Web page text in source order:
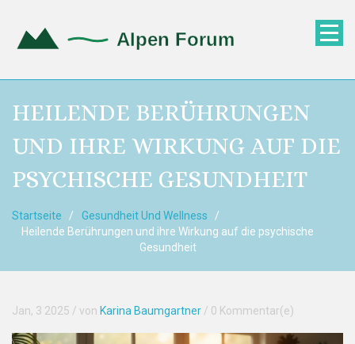
HEILENDE BERÜHRUNGEN
UND IHRE WIRKUNG AUF DIE
PSYCHISCHE GESUNDHEIT
Startseite
Gesundheit Und Wellness
Heilende Berührungen und ihre Wirkung auf die psychische
Gesundheit
Jan, 3 2025 / von Karina Baumgartner / 0 Kommentar(e)